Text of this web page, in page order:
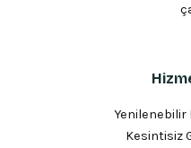
Kesintisiz